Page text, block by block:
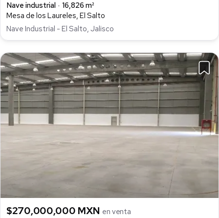
Nave industrial
16,826 m²
Mesa de los Laureles, El Salto
Nave Industrial - El Salto, Jalisco
$270,000,000 MXN en venta